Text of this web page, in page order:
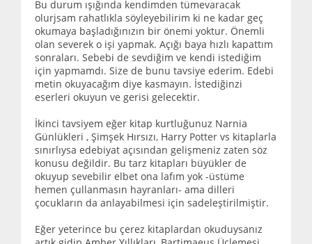
Bu durum ışığında kendimden tümevaracak
olurjsam rahatlıkla söyleyebilirim ki ne kadar geç
okumaya başladığınızın bir önemi yoktur. Önemli
olan severek o işi yapmak. Açığı baya hızlı kapattım
sonraları. Sebebi de sevdiğim ve kendi istediğim
için yapmamdı. Size de bunu tavsiye ederim. Edebi
metin okuyacağım diye kasmayın. İstediğinzi
eserleri okuyun ve gerisi gelecektir.
İkinci tavsiyem eğer kitap kurtluğunuz Narnia
Günlükleri , Şimşek Hırsızı, Harry Potter vs kitaplarla
sınırlıysa edebiyat açısından gelişmeniz zaten söz
konusu değildir. Bu tarz kitapları büyükler de
okuyup sevebilir elbet ona lafım yok -üstüme
hemen çullanmasın hayranları- ama dilleri
çocukların da anlayabilmesi için sadeleştirilmiştir.
Eğer yeterince bu çerez kitaplardan okuduysanız